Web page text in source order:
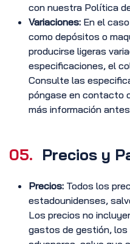
con nuestra Política
Variaciones: En el
como depósitos o
producirse ligeras
especificaciones, el
Consulte las
póngase en contacto
más información
05. Precios y
Precios: Todos los
estadounidenses,
Los precios no
gastos de gestión,